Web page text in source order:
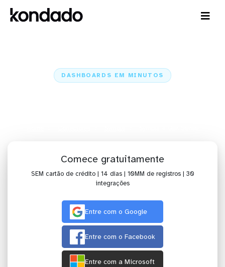
DASHBOARDS EM MINUTOS
Comece gratuitamente
SEM cartão de crédito | 14 dias | 10MM de registros | 30
integrações
Entre com o Google
Entre com o Facebook
Entre com a Microsoft